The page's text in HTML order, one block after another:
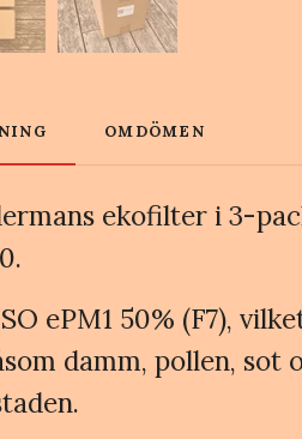
OMDÖMEN
ekofilter i 3-
ePM1 50% (F7),
damm, pollen,